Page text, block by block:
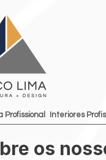
Interiores
os